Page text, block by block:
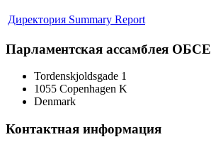
Директория Summary Report
Парламентская ассамблея ОБСЕ
Tordenskjoldsgade 1
1055 Copenhagen K
Denmark
Контактная информация